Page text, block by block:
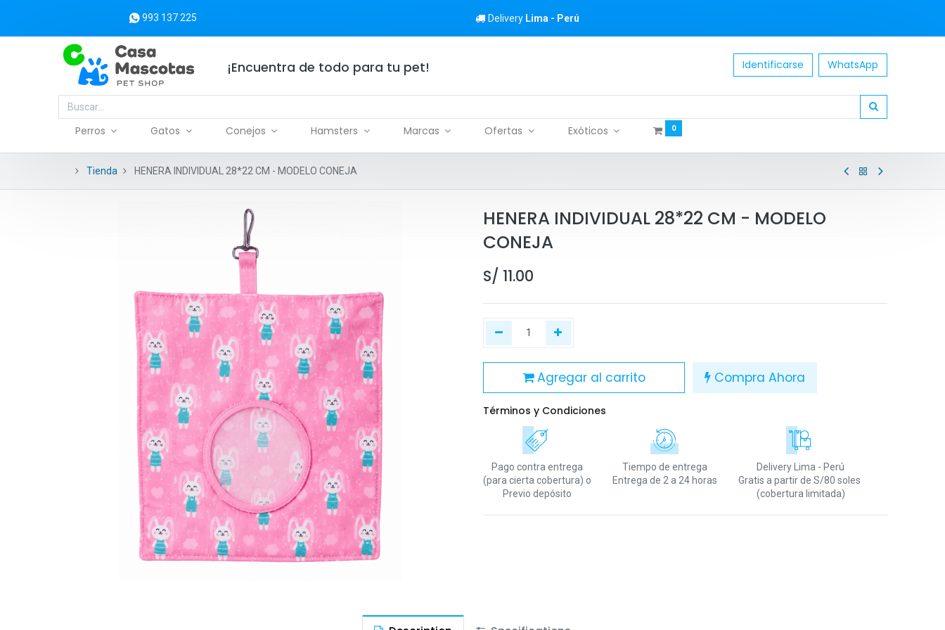
993 137 225 Delivery Lima - Perú
¡Encuentra de todo para tu pet! Identificarse WhatsApp
Perros Gatos Conejos Hamsters Marcas Ofertas Exóticos 0
Tienda HENERA INDIVIDUAL 28*22 CM - MODELO CONEJA
HENERA INDIVIDUAL 28*22 CM - MODELO
CONEJA
S/ 11.00
Agregar al carrito Compra Ahora
Términos y Condiciones
Pago contra entrega
(para cierta cobertura) o
Previo depósito
Tiempo de entrega
Entrega de 2 a 24 horas
Delivery Lima - Perú
Gratis a partir de S/80 soles
(cobertura limitada)